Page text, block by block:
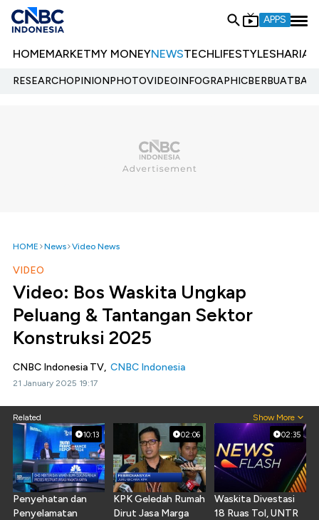
APPS
HOMEMARKETMY MONEYNEWSTECHLIFESTYLESHARIA
RESEARCHOPINIONPHOTOVIDEOINFOGRAPHIC
HOME News Video News
VIDEO
Video: Bos Waskita Ungkap
Peluang & Tantangan Sektor
Konstruksi 2025
CNBC Indonesia TV, CNBC Indonesia
21 January 2025 19:17
Related Show More
10:13
Penyehatan dan
Penyelamatan
02:06
KPK Geledah Rumah
Dirut Jasa Marga
02:35
Waskita Divestasi
18 Ruas Tol, UNTR